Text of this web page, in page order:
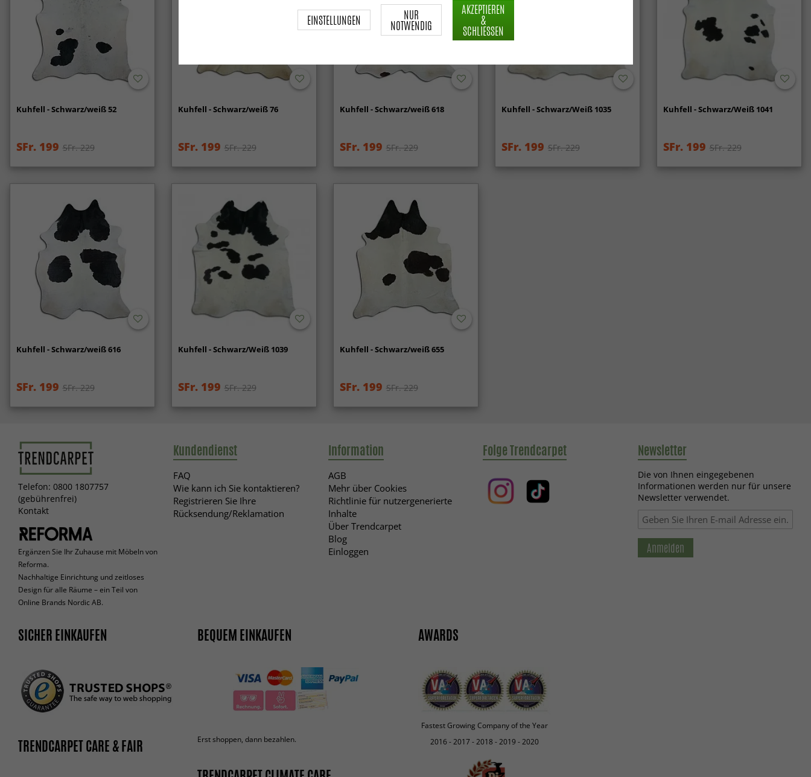
Kuhfell - Schwarz/weiß 52
SFr. 199 SFr. 229
Kuhfell - Schwarz/weiß 76
SFr. 199 SFr. 229
Kuhfell - Schwarz/weiß 618
SFr. 199 SFr. 229
Kuhfell - Schwarz/Weiß 1035
SFr. 199 SFr. 229
Kuhfell - Schwarz/Weiß 1041
SFr. 199 SFr. 229
Kuhfell - Schwarz/weiß 616
SFr. 199 SFr. 229
Kuhfell - Schwarz/Weiß 1039
SFr. 199 SFr. 229
Kuhfell - Schwarz/weiß 655
SFr. 199 SFr. 229
Telefon: 0800 1807757
(gebührenfrei)
Kontakt
Ergänzen Sie Ihr Zuhause mit Möbeln von
Reforma.
Nachhaltige Einrichtung und zeitloses
Design für alle Räume – ein Teil von
Online Brands Nordic AB.
Kundendienst
FAQ
Wie kann ich Sie kontaktieren?
Registrieren Sie Ihre
Rücksendung/Reklamation
Information
AGB
Mehr über Cookies
Richtlinie für nutzergenerierte
Inhalte
Über Trendcarpet
Blog
Einloggen
Folge Trendcarpet Newsletter
Die von Ihnen eingegebenen
Informationen werden nur für unsere
Newsletter verwendet.
Anmelden
SICHER EINKAUFEN
TRENDCARPET CARE & FAIR
BEQUEM EINKAUFEN
Erst shoppen, dann bezahlen.
AWARDS
Fastest Growing Company of the Year
2016 - 2017 - 2018 - 2019 - 2020
EINSTELLUNGEN NUR
NOTWENDIG
AKZEPTIEREN
&
SCHLIESSEN